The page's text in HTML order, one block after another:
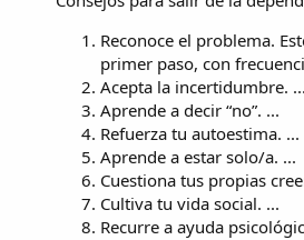
Reconoce el problema.
primer paso, con
Acepta la incertidumbre. ...
Aprende a decir “no”. ...
Refuerza tu autoestima. ...
Aprende a estar solo/a. ...
Cuestiona tus propias
Cultiva tu vida social. ...
Recurre a ayuda